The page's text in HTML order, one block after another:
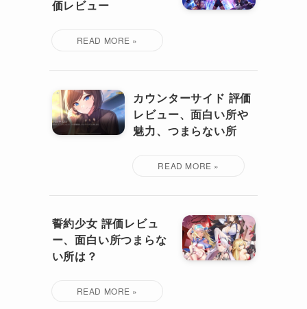
価レビュー
カウンターサイド 評価
レビュー、面白い所や
魅力、つまらない所
誓約少女 評価レビュ
ー、面白い所つまらな
い所は？